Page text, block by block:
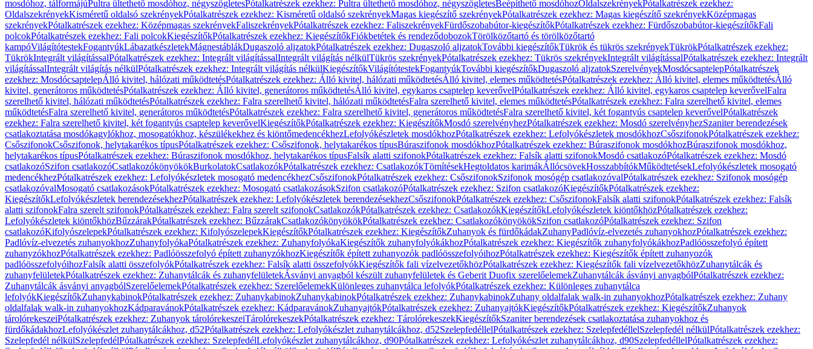
mosdóhoz, tálformájúPultra ültethető mosdóhoz, négyszögletesPótalkatrészek ezekhez: Pultra ültethető mosdóhoz, négyszögletesBeépíthető mosdóhozOldalszekrényekPótalkatrészek ezekhez:
OldalszekrényekKisméretű oldalsó szekrényekPótalkatrészek ezekhez: Kisméretű oldalsó szekrényekMagas kiegészítő szekrényekPótalkatrészek ezekhez: Magas kiegészítő szekrényekKözépmagas
szekrényekPótalkatrészek ezekhez: Középmagas szekrényekFaliszekrényekPótalkatrészek ezekhez: FaliszekrényekFürdőszobabútor-kiegészítőkPótalkatrészek ezekhez: Fürdőszobabútor-kiegészítőkFali
polcokPótalkatrészek ezekhez: Fali polcokKiegészítőkPótalkatrészek ezekhez: KiegészítőkFiókbetétek és rendeződobozokTörölközőtartó és törölközőtartó
kampóVilágítótestekFogantyúkLábazatkészletekMágnestáblákDugaszoló aljzatokPótalkatrészek ezekhez: Dugaszoló aljzatokTovábbi kiegészítőkTükrök és tükrös szekrényekTükrökPótalkatrészek ezekhez:
TükrökIntegrált világítássalPótalkatrészek ezekhez: Integrált világítássalIntegrált világítás nélkülTükrös szekrényekPótalkatrészek ezekhez: Tükrös szekrényekIntegrált világítássalPótalkatrészek ezekhez: Integrált
világítássalIntegrált világítás nélkülPótalkatrészek ezekhez: Integrált világítás nélkülKiegészítőkVilágítótestekFogantyúkTovábbi kiegészítőkDugaszoló aljzatokSzerelvényekMosdócsaptelepPótalkatrészek
ezekhez: MosdócsaptelepÁlló kivitel, hálózati működtetésPótalkatrészek ezekhez: Álló kivitel, hálózati működtetésÁlló kivitel, elemes működtetésPótalkatrészek ezekhez: Álló kivitel, elemes működtetésÁlló
kivitel, generátoros működtetésPótalkatrészek ezekhez: Álló kivitel, generátoros működtetésÁlló kivitel, egykaros csaptelep keverővelPótalkatrészek ezekhez: Álló kivitel, egykaros csaptelep keverővelFalra
szerelhető kivitel, hálózati működtetésPótalkatrészek ezekhez: Falra szerelhető kivitel, hálózati működtetésFalra szerelhető kivitel, elemes működtetésPótalkatrészek ezekhez: Falra szerelhető kivitel, elemes
működtetésFalra szerelhető kivitel, generátoros működtetésPótalkatrészek ezekhez: Falra szerelhető kivitel, generátoros működtetésFalra szerelhető kivitel, két fogantyús csaptelep keverővelPótalkatrészek
ezekhez: Falra szerelhető kivitel, két fogantyús csaptelep keverővelKiegészítőkPótalkatrészek ezekhez: KiegészítőkMosdó szerelvényhezPótalkatrészek ezekhez: Mosdó szerelvényhezSzaniter berendezések
csatlakoztatása mosdókagylókhoz, mosogatókhoz, készülékekhez és kiöntőmedencékhezLefolyókészletek mosdókhozPótalkatrészek ezekhez: Lefolyókészletek mosdókhozCsőszifonokPótalkatrészek ezekhez:
CsőszifonokCsőszifonok, helytakarékos típusPótalkatrészek ezekhez: Csőszifonok, helytakarékos típusBúraszifonok mosdókhozPótalkatrészek ezekhez: Búraszifonok mosdókhozBúraszifonok mosdókhoz,
helytakarékos típusPótalkatrészek ezekhez: Búraszifonok mosdókhoz, helytakarékos típusFalsík alatti szifonokPótalkatrészek ezekhez: Falsík alatti szifonokMosdó csatlakozóPótalkatrészek ezekhez: Mosdó
csatlakozóSzifon csatlakozóCsatlakozókönyökökBurkolatokCsatlakozókPótalkatrészek ezekhez: CsatlakozókTömítésekHegtoldatos karimákÁllócsövekHosszabbítókMűködtetésekLefolyókészletek mosogató
medencékhezPótalkatrészek ezekhez: Lefolyókészletek mosogató medencékhezCsőszifonokPótalkatrészek ezekhez: CsőszifonokSzifonok mosógép csatlakozóvalPótalkatrészek ezekhez: Szifonok mosógép
csatlakozóvalMosogató csatlakozásokPótalkatrészek ezekhez: Mosogató csatlakozásokSzifon csatlakozóPótalkatrészek ezekhez: Szifon csatlakozóKiegészítőkPótalkatrészek ezekhez:
KiegészítőkLefolyókészletek berendezésekhezPótalkatrészek ezekhez: Lefolyókészletek berendezésekhezCsőszifonokPótalkatrészek ezekhez: CsőszifonokFalsík alatti szifonokPótalkatrészek ezekhez: Falsík
alatti szifonokFalra szerelt szifonokPótalkatrészek ezekhez: Falra szerelt szifonokCsatlakozókPótalkatrészek ezekhez: CsatlakozókKiegészítőkLefolyókészletek kiöntőkhözPótalkatrészek ezekhez:
Lefolyókészletek kiöntőkhözBűzzárakPótalkatrészek ezekhez: BűzzárakCsatlakozókönyökökPótalkatrészek ezekhez: CsatlakozókönyökökSzifon csatlakozóPótalkatrészek ezekhez: Szifon
csatlakozóKifolyószelepekPótalkatrészek ezekhez: KifolyószelepekKiegészítőkPótalkatrészek ezekhez: KiegészítőkZuhanyok és fürdőkádakZuhanyPadlóvíz-elvezetés zuhanyokhozPótalkatrészek ezekhez:
Padlóvíz-elvezetés zuhanyokhozZuhanyfolyókaPótalkatrészek ezekhez: ZuhanyfolyókaKiegészítők zuhanyfolyókákhozPótalkatrészek ezekhez: Kiegészítők zuhanyfolyókákhozPadlóösszefolyó épített
zuhanyzókhozPótalkatrészek ezekhez: Padlóösszefolyó épített zuhanyzókhozKiegészítők épített zuhanyozók padlóösszefolyóihozPótalkatrészek ezekhez: Kiegészítők épített zuhanyozók
padlóösszefolyóihozFalsík alatti összefolyókPótalkatrészek ezekhez: Falsík alatti összefolyókKiegészítők fali vízelvezetőkhözPótalkatrészek ezekhez: Kiegészítők fali vízelvezetőkhözZuhanytálcák és
zuhanyfelületekPótalkatrészek ezekhez: Zuhanytálcák és zuhanyfelületekÁsványi anyagból készült zuhanyfelületek és Geberit Duofix szerelőelemekZuhanytálcák ásványi anyagbólPótalkatrészek ezekhez:
Zuhanytálcák ásványi anyagbólSzerelőelemekPótalkatrészek ezekhez: SzerelőelemekKülönleges zuhanytálca lefolyókPótalkatrészek ezekhez: Különleges zuhanytálca
lefolyókKiegészítőkZuhanykabinokPótalkatrészek ezekhez: ZuhanykabinokZuhanykabinokPótalkatrészek ezekhez: ZuhanykabinokZuhany oldalfalak walk-in zuhanyokhozPótalkatrészek ezekhez: Zuhany
oldalfalak walk-in zuhanyokhozKádparavánokPótalkatrészek ezekhez: KádparavánokZuhanyajtókPótalkatrészek ezekhez: ZuhanyajtókKiegészítőkPótalkatrészek ezekhez: KiegészítőkZuhanyok
tárolórekeszeiPótalkatrészek ezekhez: Zuhanyok tárolórekeszeiTárolórekeszekPótalkatrészek ezekhez: TárolórekeszekKiegészítőkSzaniter berendezések csatlakoztatása zuhanyokhoz és
fürdőkádakhozLefolyókészlet zuhanytálcákhoz, d52Pótalkatrészek ezekhez: Lefolyókészlet zuhanytálcákhoz, d52SzelepfedéllelPótalkatrészek ezekhez: SzelepfedéllelSzelepfedél nélkülPótalkatrészek ezekhez:
Szelepfedél nélkülSzelepfedélPótalkatrészek ezekhez: SzelepfedélLefolyókészlet zuhanytálcákhoz, d90Pótalkatrészek ezekhez: Lefolyókészlet zuhanytálcákhoz, d90SzelepfedéllelPótalkatrészek ezekhez: